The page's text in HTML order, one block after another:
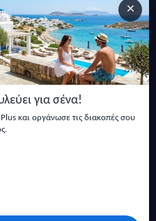
×
για σένα!
και οργάνωσε τις διακοπές σου
μας
ειδήσεις, ανακοινώσεις